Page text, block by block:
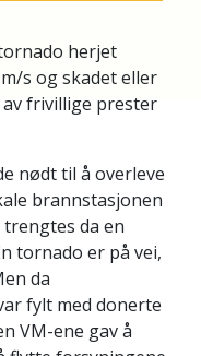
herjet
s og skadet eller
frivillige prester
nødt til å overleve
brannstasjonen
da en
tornado er på vei,
da
fylt med donerte
VM-ene gav å